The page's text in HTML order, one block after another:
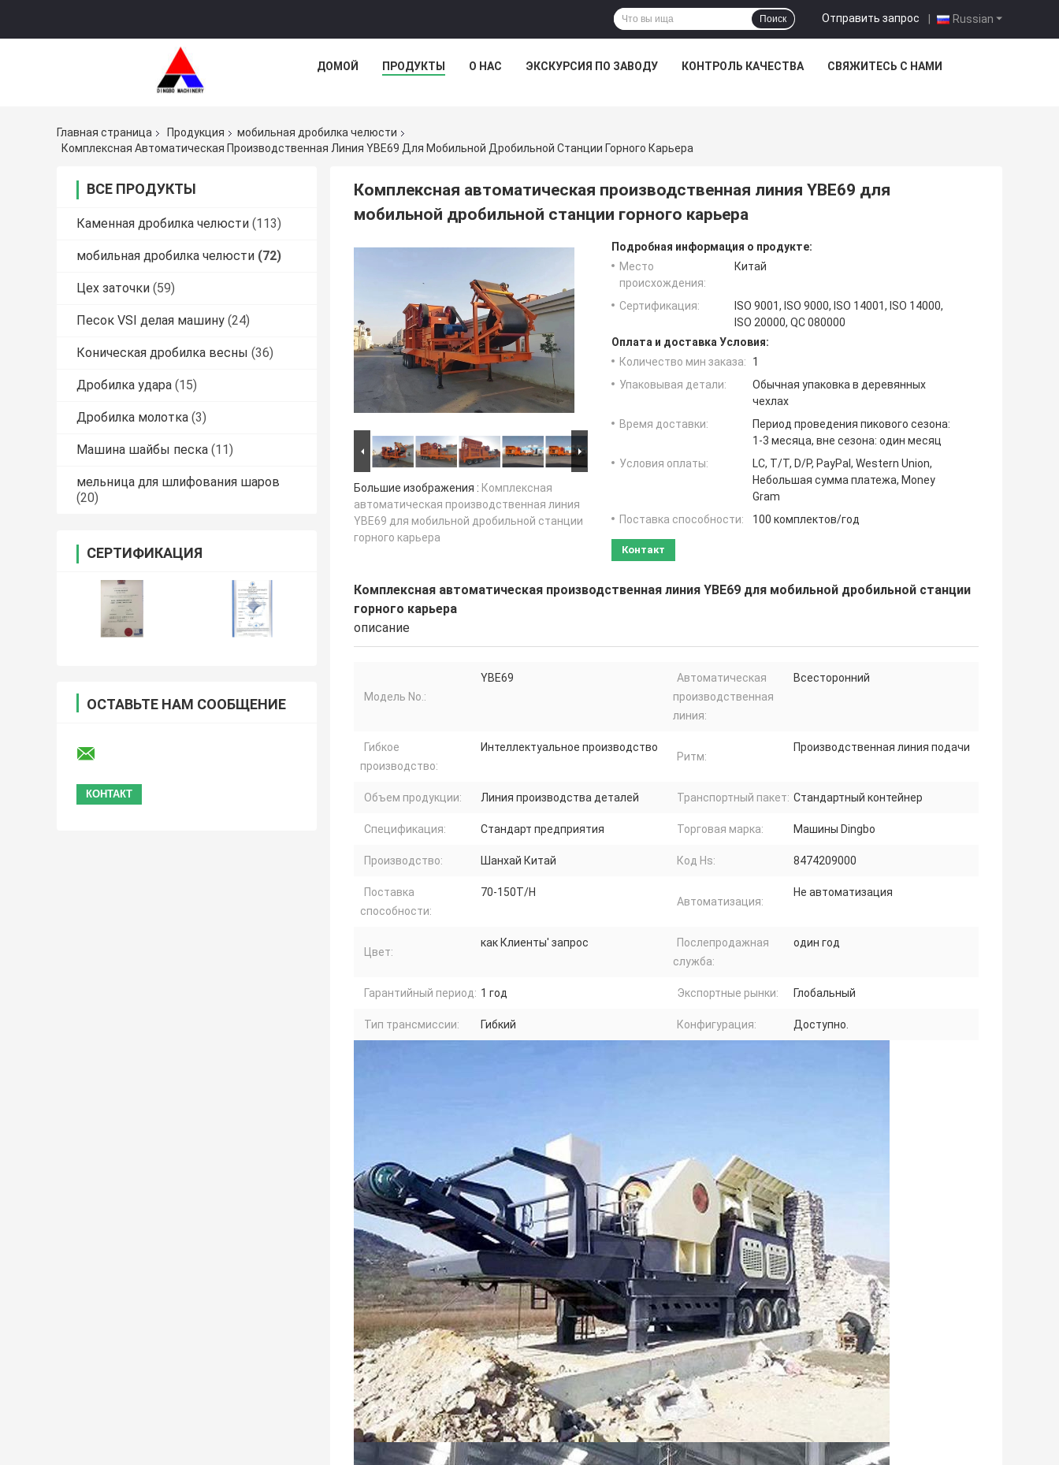
Russian
Отправить запрос |
Поиск
ДОМОЙ ПРОДУКТЫ О НАС ЭКСКУРСИЯ ПО ЗАВОДУ КОНТРОЛЬ КАЧЕСТВА СВЯЖИТЕСЬ С НАМИ
Главная страница Продукция
мобильная дробилка челюсти
Комплексная Автоматическая Производственная Линия YBE69 Для Мобильной Дробильной Станции Горного Карьера
ВСЕ ПРОДУКТЫ
Каменная дробилка челюсти (113)
мобильная дробилка челюсти (72)
Цех заточки (59)
Песок VSI делая машину (24)
Коническая дробилка весны (36)
Дробилка удара (15)
Дробилка молотка (3)
Машина шайбы песка (11)
мельница для шлифования шаров
(20)
СЕРТИФИКАЦИЯ
ОСТАВЬТЕ НАМ СООБЩЕНИЕ
Комплексная автоматическая производственная линия YBE69 для
мобильной дробильной станции горного карьера
Большие изображения : Комплексная
автоматическая производственная линия
YBE69 для мобильной дробильной станции
горного карьера
Подробная информация о продукте:
Место
происхождения:
Китай
Сертификация:
ISO 9001, ISO 9000, ISO 14001, ISO 14000,
ISO 20000, QC 080000
Оплата и доставка Условия:
Количество мин заказа:
1
Упаковывая детали:
Обычная упаковка в деревянных
чехлах
Время доставки:
Период проведения пикового сезона:
1-3 месяца, вне сезона: один месяц
Условия оплаты:
LC, T/T, D/P, PayPal, Western Union,
Небольшая сумма платежа, Money
Gram
Поставка способности:
100 комплектов/год
Контакт
Комплексная автоматическая производственная линия YBE69 для мобильной дробильной станции
горного карьера
описание
Модель No.:
YBE69
Автоматическая
производственная
линия:
Всесторонний
Гибкое
производство:
Интеллектуальное производство
Ритм:
Производственная линия подачи
Объем продукции: Линия производства деталей Транспортный пакет: Стандартный контейнер
Спецификация: Стандарт предприятия Торговая марка: Машины Dingbo
Производство: Шанхай Китай Код Hs: 8474209000
Поставка
способности:
70-150T/H
Автоматизация:
Не автоматизация
Цвет:
как Клиенты′ запрос
Послепродажная
служба:
один год
Гарантийный период: 1 год Экспортные рынки: Глобальный
Тип трансмиссии: Гибкий Конфигурация: Доступно.